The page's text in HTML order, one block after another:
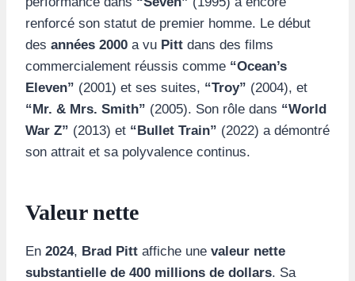
renforcé son statut de premier homme. Le début
des années 2000 a vu Pitt dans des films
commercialement réussis comme “Ocean’s
Eleven” (2001) et ses suites, “Troy” (2004), et
“Mr. & Mrs. Smith” (2005). Son rôle dans “World
War Z” (2013) et “Bullet Train” (2022) a démontré
son attrait et sa polyvalence continus.
Valeur nette
En 2024, Brad Pitt affiche une valeur nette
substantielle de 400 millions de dollars. Sa